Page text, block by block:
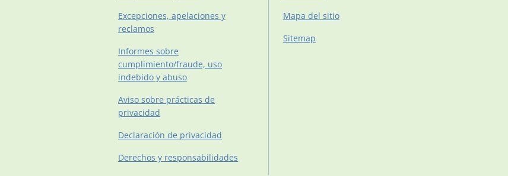
Excepciones, apelaciones y
reclamos
Informes sobre
cumplimiento/fraude, uso
indebido y abuso
Aviso sobre prácticas de
privacidad
Declaración de privacidad
Derechos y responsabilidades
Mapa del sitio
Sitemap